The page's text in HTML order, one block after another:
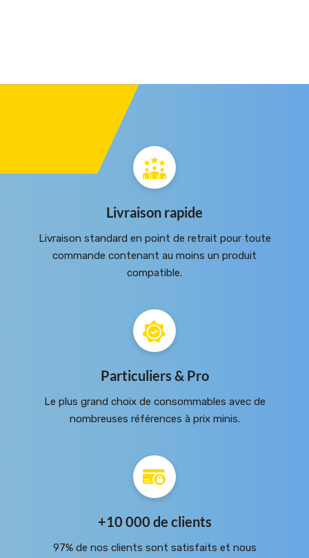
Livraison rapide
Livraison standard en point de retrait pour toute
commande contenant au moins un produit
compatible.
Particuliers & Pro
Le plus grand choix de consommables avec de
nombreuses références à prix minis.
+10 000 de clients
97% de nos clients sont satisfaits et nous